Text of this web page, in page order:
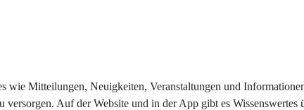
wie Mitteilungen, Neuigkeiten, Veranstaltungen und
Auf der Website und in der App gibt es Wissenswertes